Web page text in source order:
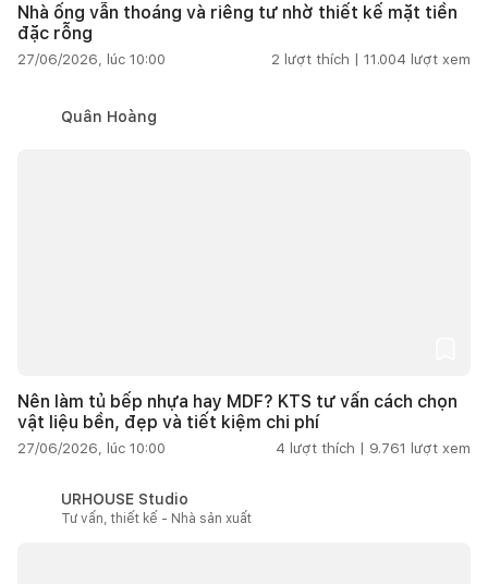
Nhà ống vẫn thoáng và riêng tư nhờ thiết kế mặt tiền
đặc rỗng
27/06/2026, lúc 10:00 2 lượt thích | 11.004 lượt xem
Quân Hoàng
Nên làm tủ bếp nhựa hay MDF? KTS tư vấn cách chọn
vật liệu bền, đẹp và tiết kiệm chi phí
27/06/2026, lúc 10:00 4 lượt thích | 9.761 lượt xem
URHOUSE Studio
Tư vấn, thiết kế - Nhà sản xuất